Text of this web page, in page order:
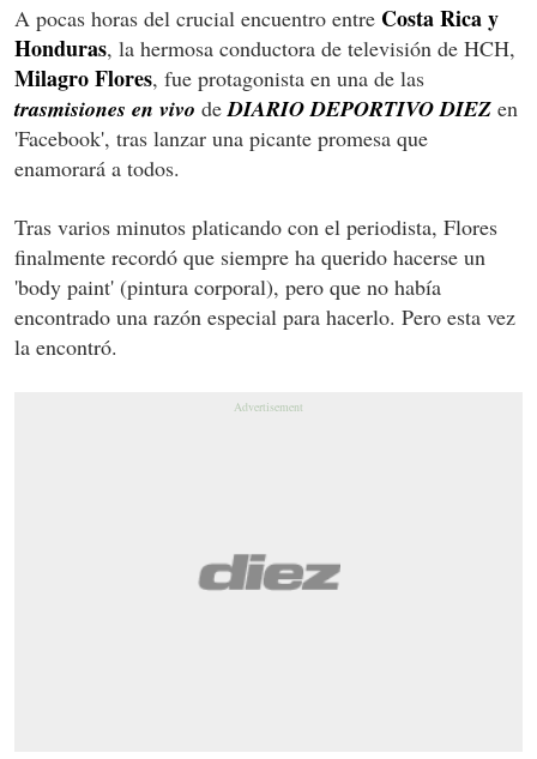
A pocas horas del crucial encuentro entre Costa Rica y
Honduras, la hermosa conductora de televisión de HCH,
Milagro Flores, fue protagonista en una de las
trasmisiones en vivo de DIARIO DEPORTIVO DIEZ en
'Facebook', tras lanzar una picante promesa que
enamorará a todos.
Tras varios minutos platicando con el periodista, Flores
finalmente recordó que siempre ha querido hacerse un
'body paint' (pintura corporal), pero que no había
encontrado una razón especial para hacerlo. Pero esta vez
la encontró.